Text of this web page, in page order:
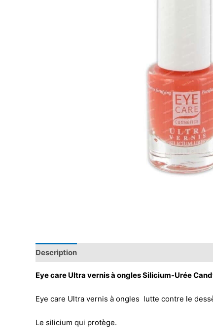
Description
Eye care Ultra vernis à ongles Silicium-Urée
Eye care Ultra vernis à ongles lutte contre le
Le silicium qui protège.